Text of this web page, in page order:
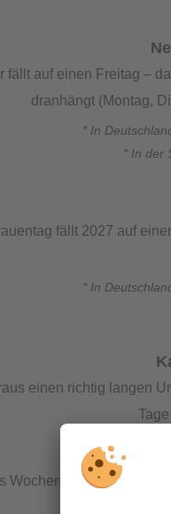
fällt auf einen Freitag –
dranhängt (Montag,
* In
* In der
fällt 2027 auf
* In
einen richtig langen
Wochenende von